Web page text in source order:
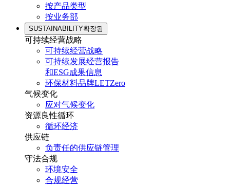
按产品类型
按业务部
SUSTAINABILITY확장됨
可持续经营战略
可持续经营战略
可持续发展经营报告
和ESG成果信息
环保材料品牌LETZero
气候变化
应对气候变化
资源良性循环
循环经济
供应链
负责任的供应链管理
守法合规
环境安全
合规经营